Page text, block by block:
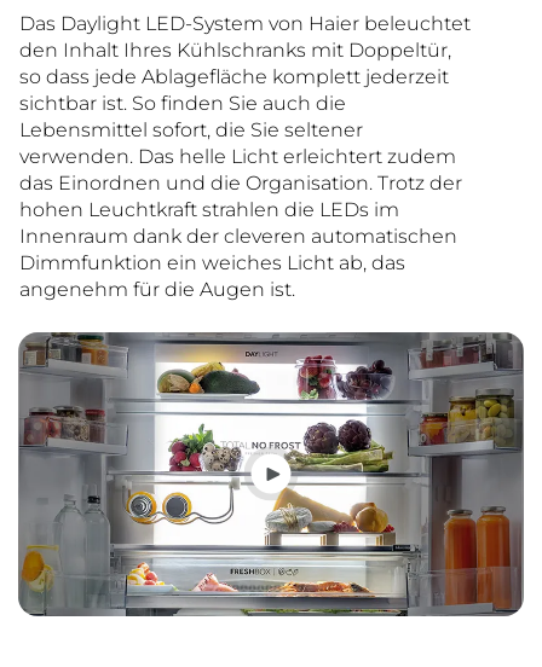
Das Daylight LED-System von Haier beleuchtet
den Inhalt Ihres Kühlschranks mit Doppeltür,
so dass jede Ablagefläche komplett jederzeit
sichtbar ist. So finden Sie auch die
Lebensmittel sofort, die Sie seltener
verwenden. Das helle Licht erleichtert zudem
das Einordnen und die Organisation. Trotz der
hohen Leuchtkraft strahlen die LEDs im
Innenraum dank der cleveren automatischen
Dimmfunktion ein weiches Licht ab, das
angenehm für die Augen ist.